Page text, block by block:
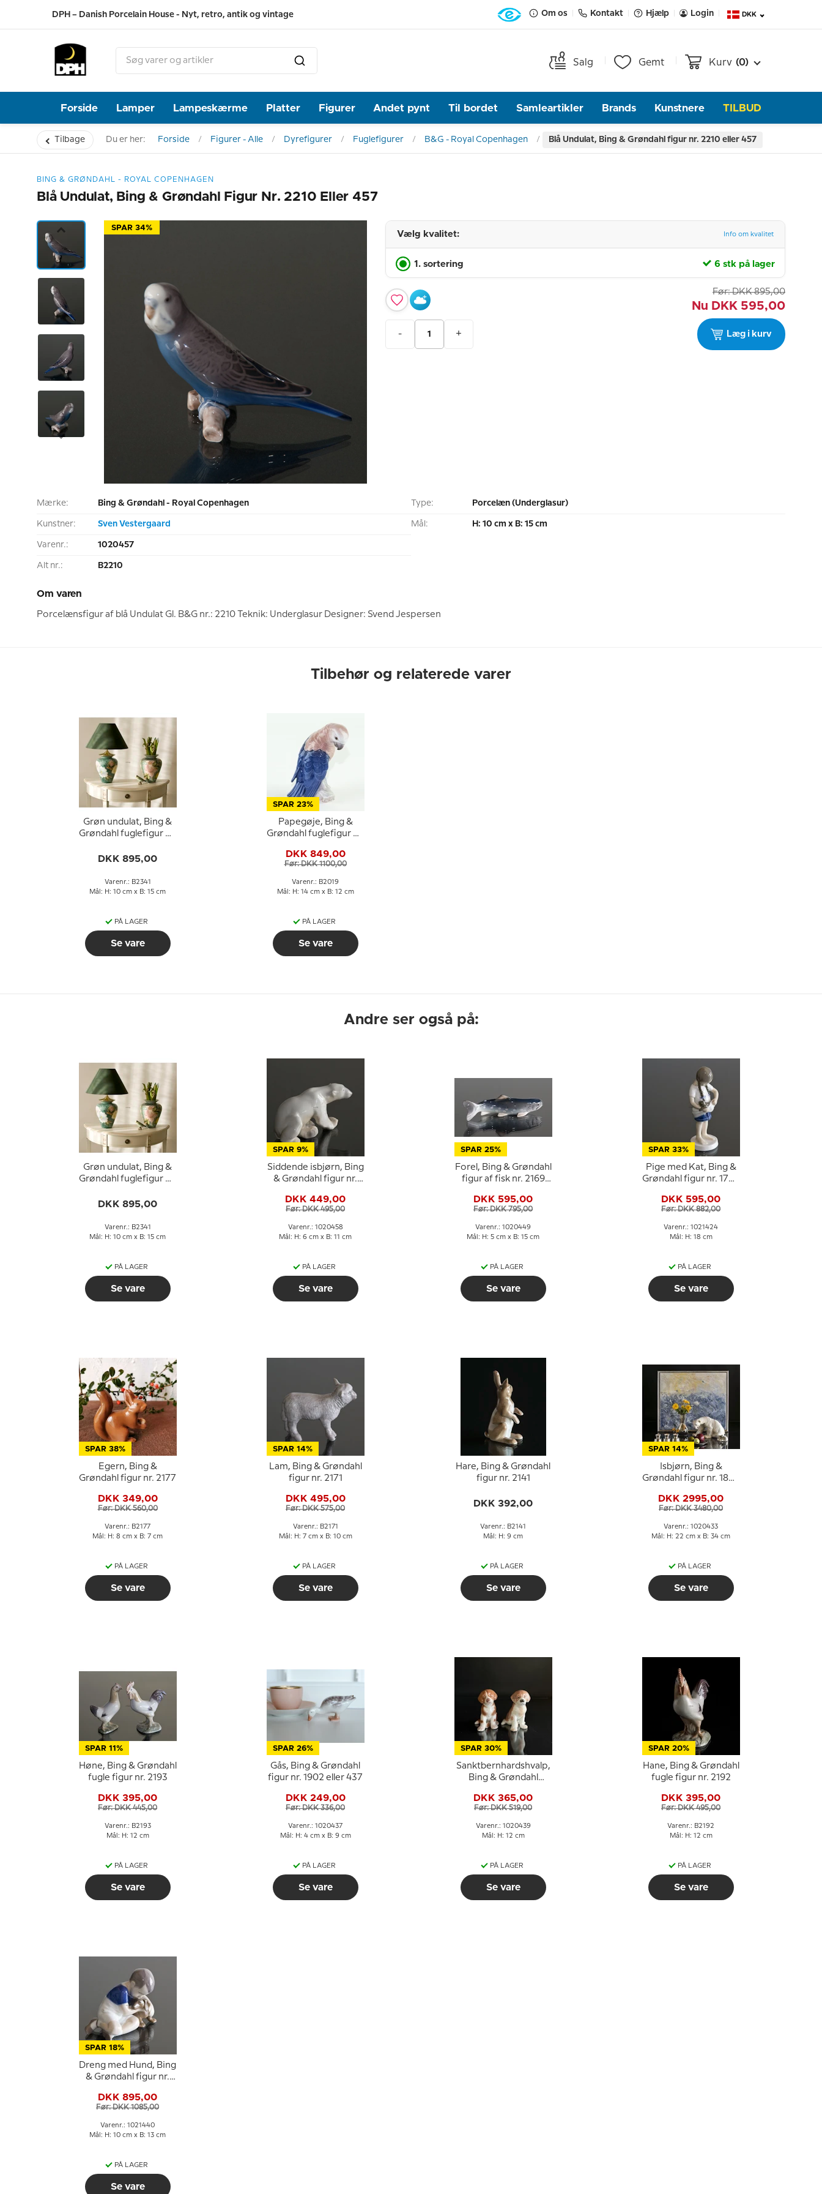
DPH – Danish Porcelain House - Nyt, retro, antik og vintage Om os Kontakt Hjælp Login DKK
Salg Gemt Kurv (0)
Forside Lamper Lampeskærme Platter Figurer Andet pynt Til bordet Samleartikler Brands Kunstnere TILBUD
Tilbage Du er her: Forside Figurer - Alle Dyrefigurer Fuglefigurer B&G - Royal Copenhagen Blå Undulat, Bing & Grøndahl figur nr. 2210 eller 457
BING & GRØNDAHL - ROYAL COPENHAGEN
Blå Undulat, Bing & Grøndahl Figur Nr. 2210 Eller 457
SPAR 34%
Vælg kvalitet: Info om kvalitet
1. sortering 6 stk på lager
Før: DKK 895,00
Nu DKK 595,00
- + Læg i kurv
Mærke: Bing & Grøndahl - Royal Copenhagen
Kunstner: Sven Vestergaard
Varenr.: 1020457
Alt nr.: B2210
Type: Porcelæn (Underglasur)
Mål: H: 10 cm x B: 15 cm
Om varen
Porcelænsfigur af blå Undulat Gl. B&G nr.: 2210 Teknik: Underglasur Designer: Svend Jespersen
Tilbehør og relaterede varer
Grøn undulat, Bing &
Grøndahl fuglefigur nr.
DKK 895,00
Varenr.: B2341
Mål: H: 10 cm x B: 15 cm
PÅ LAGER
Se vare
SPAR 23%
Papegøje, Bing &
Grøndahl fuglefigur nr.
DKK 849,00
Før: DKK 1100,00
Varenr.: B2019
Mål: H: 14 cm x B: 12 cm
PÅ LAGER
Se vare
Andre ser også på:
Grøn undulat, Bing &
Grøndahl fuglefigur nr.
DKK 895,00
Varenr.: B2341
Mål: H: 10 cm x B: 15 cm
PÅ LAGER
Se vare
SPAR 9%
Siddende isbjørn, Bing
& Grøndahl figur nr.
DKK 449,00
Før: DKK 495,00
Varenr.: 1020458
Mål: H: 6 cm x B: 11 cm
PÅ LAGER
Se vare
SPAR 25%
Forel, Bing & Grøndahl
figur af fisk nr. 2169
DKK 595,00
Før: DKK 795,00
Varenr.: 1020449
Mål: H: 5 cm x B: 15 cm
PÅ LAGER
Se vare
SPAR 33%
Pige med Kat, Bing &
Grøndahl figur nr. 1779
DKK 595,00
Før: DKK 882,00
Varenr.: 1021424
Mål: H: 18 cm
PÅ LAGER
Se vare
SPAR 38%
Egern, Bing &
Grøndahl figur nr. 2177
DKK 349,00
Før: DKK 560,00
Varenr.: B2177
Mål: H: 8 cm x B: 7 cm
PÅ LAGER
Se vare
SPAR 14%
Lam, Bing & Grøndahl
figur nr. 2171
DKK 495,00
Før: DKK 575,00
Varenr.: B2171
Mål: H: 7 cm x B: 10 cm
PÅ LAGER
Se vare
Hare, Bing & Grøndahl
figur nr. 2141
DKK 392,00
Varenr.: B2141
Mål: H: 9 cm
PÅ LAGER
Se vare
SPAR 14%
Isbjørn, Bing &
Grøndahl figur nr. 1857
DKK 2995,00
Før: DKK 3480,00
Varenr.: 1020433
Mål: H: 22 cm x B: 34 cm
PÅ LAGER
Se vare
SPAR 11%
Høne, Bing & Grøndahl
fugle figur nr. 2193
DKK 395,00
Før: DKK 445,00
Varenr.: B2193
Mål: H: 12 cm
PÅ LAGER
Se vare
SPAR 26%
Gås, Bing & Grøndahl
figur nr. 1902 eller 437
DKK 249,00
Før: DKK 336,00
Varenr.: 1020437
Mål: H: 4 cm x B: 9 cm
PÅ LAGER
Se vare
SPAR 30%
Sanktbernhardshvalp,
Bing & Grøndahl
eller 439
DKK 365,00
Før: DKK 519,00
Varenr.: 1020439
Mål: H: 12 cm
PÅ LAGER
Se vare
SPAR 20%
Hane, Bing & Grøndahl
fugle figur nr. 2192
DKK 395,00
Før: DKK 495,00
Varenr.: B2192
Mål: H: 12 cm
PÅ LAGER
Se vare
SPAR 18%
Dreng med Hund, Bing
& Grøndahl figur nr.
DKK 895,00
Før: DKK 1085,00
Varenr.: 1021440
Mål: H: 10 cm x B: 13 cm
PÅ LAGER
Se vare